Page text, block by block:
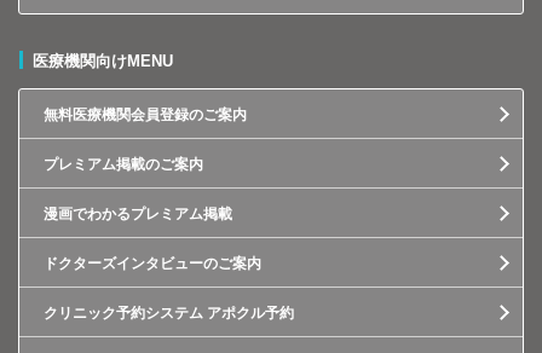
医療機関向けMENU
無料医療機関会員登録のご案内
プレミアム掲載のご案内
漫画でわかるプレミアム掲載
ドクターズインタビューのご案内
クリニック予約システム アポクル予約